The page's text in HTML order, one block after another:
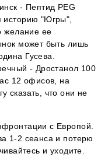
- Пептид PEG
историю "Югры",
желание ее
может быть лишь
Гусева.
- Дростанол 100
12 офисов, на
сказать, что они не
с Европой.
1-2 сеанса и потерю
и уходите.